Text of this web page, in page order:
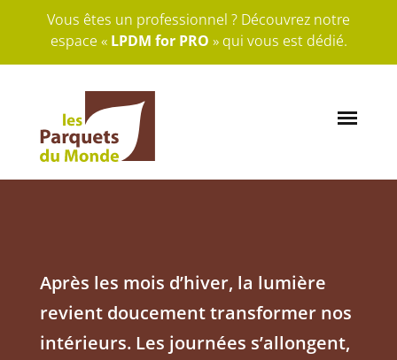
Vous êtes un professionnel ? Découvrez notre
espace « LPDM for PRO » qui vous est dédié.
Après les mois d’hiver, la lumière
revient doucement transformer nos
intérieurs. Les journées s’allongent,